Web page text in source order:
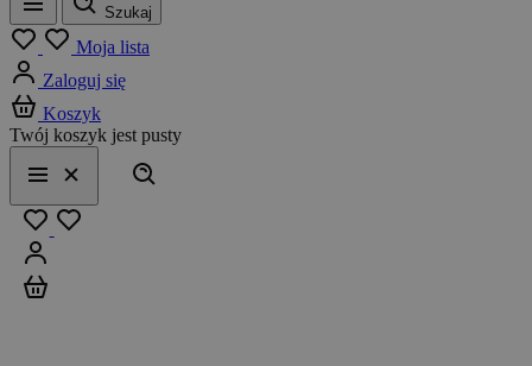
Menu
Szukaj
Moja lista
Zaloguj się
Koszyk
Twój koszyk jest pusty
Menu
Zamknij